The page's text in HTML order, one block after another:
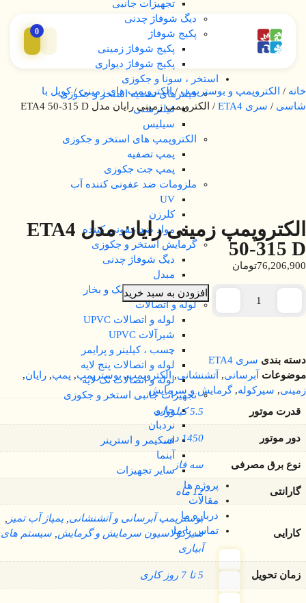
تجهیزات جانبی
دیگ شوفاژ چدنی
پکیج شوفاژ
پکیج شوفاژ زمینی
پکیج شوفاژ دیواری
استخر ، سونا و جکوزی
فیلترهای تصفیه استخر و جکوزی
فیلترشنی
سیلیس
الکتروپمپ های استخر و جکوزی
پمپ تصفیه
پمپ جت جکوزی
ملزومات ضد عفونی کننده آب
UV
کلرزن
مواد ضد عفونی کننده
گرمایش استخر و جکوزی
دیگ شوفاژ چدنی
مبدل
تجهیزات سونا خشک و بخار
لوله و اتصالات
لوله و اتصالات UPVC
شیرآلات UPVC
چسب ، کیلینر و پرایمر
لوله و اتصالات پنج لایه
لوله و اتصالات تک لایه
تجهیزات جانبی استخر و جکوزی
جارو
نردبان
اسکیمر و استرینر
آبنما
سایر تجهیزات
پروژه ها
مقالات
درباره ما
تماس با ما
0
خانه / الکتروپمپ و بوسترپمپ /الکتروپمپ های زمینی/کوپل با
شاسی / سری ETA4 / الکتروپمپ زمینی رایان مدل ETA4 50-315 D
الکتروپمپ زمینی رایان مدل ETA4
50-315 D
76,206,900تومان
افزودن به سبد خرید
دسته بندی سری ETA4
موضوعات
آبرسانی, آتشنشانی, الکتروپمپ,بوسترپمپ, پمپ, رایان,
زمینی, سیرکوله,گرمایش و سرمایش
قدرت موتور
5.5 کیلووات
دور موتور 1450 دور
نوع برق مصرفی سه فاز
گارانتی 12 ماه
کارایی
بوسترپمپ آبرسانی و آتشنشانی پمپاژ آب تمیز
سیرکولاسیون سرمایش و گرمایش سیستم های
آبیاری
زمان تحویل 5 تا 7 روز کاری